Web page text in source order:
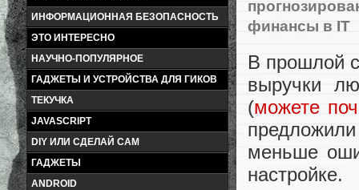
ИНФОРМАЦИОННАЯ БЕЗОПАСНОСТЬ
ЭТО ИНТЕРЕСНО
НАУЧНО-ПОПУЛЯРНОЕ
ГАДЖЕТЫ И УСТРОЙСТВА ДЛЯ ГИКОВ
ТЕКУЧКА
JAVASCRIPT
DIY ИЛИ СДЕЛАЙ САМ
ГАДЖЕТЫ
ANDROID
финансы в IT
В прошлой
выручки
(можете
меньше
настройке.